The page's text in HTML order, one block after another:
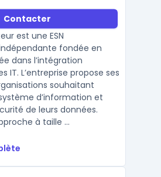
Contacter
est une ESN
fondée en
dans l’intégration
IT. L’entreprise propose ses
souhaitant
d’information et
de leurs données.
à taille ...